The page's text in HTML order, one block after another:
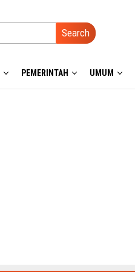
Search
PEMERINTAH UMUM